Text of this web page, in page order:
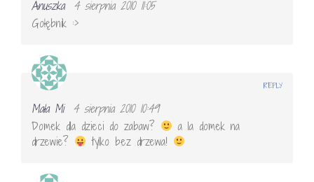
Anuszka
4 sierpnia 2010 11:05
Gołębnik :>
Mała Mi
4 sierpnia 2010 10:49
Domek dla dzieci do zabaw?
a la domek na
drzewie?
tylko bez drzewa!
REPLY